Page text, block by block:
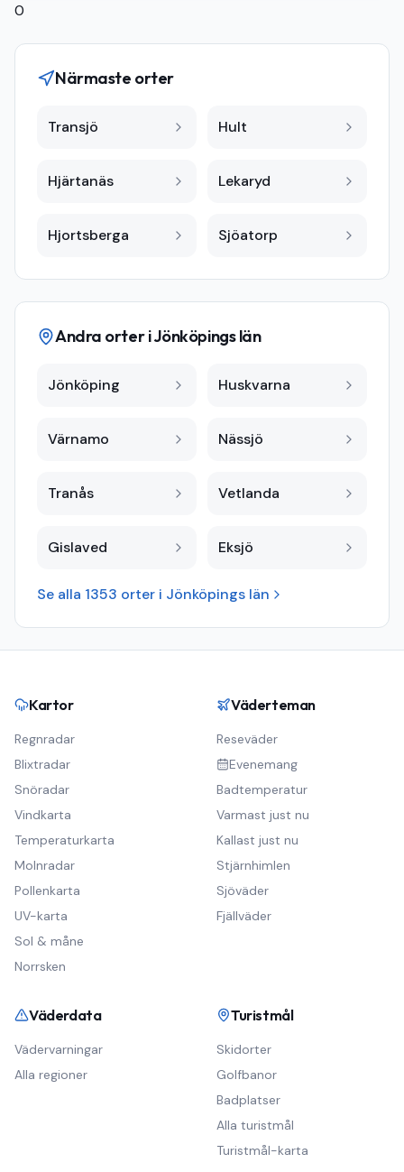
0
Närmaste orter
Transjö Hult
Hjärtanäs Lekaryd
Hjortsberga Sjöatorp
Andra orter iJönköpings län
Jönköping Huskvarna
Värnamo Nässjö
Tranås Vetlanda
Gislaved Eksjö
Se alla 1353 orter i Jönköpings län
Kartor
Regnradar
Blixtradar
Snöradar
Vindkarta
Temperaturkarta
Molnradar
Pollenkarta
UV-karta
Sol & måne
Norrsken
Väderteman
Reseväder
Evenemang
Badtemperatur
Varmast just nu
Kallast just nu
Stjärnhimlen
Sjöväder
Fjällväder
Väderdata
Vädervarningar
Alla regioner
Turistmål
Skidorter
Golfbanor
Badplatser
Alla turistmål
Turistmål-karta